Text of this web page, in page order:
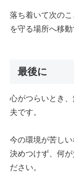
落ち着いて次の
を守る場所へ移動
最後に
心がつらいとき
夫です。
今の環境が苦し
決めつけず、何
ださい。